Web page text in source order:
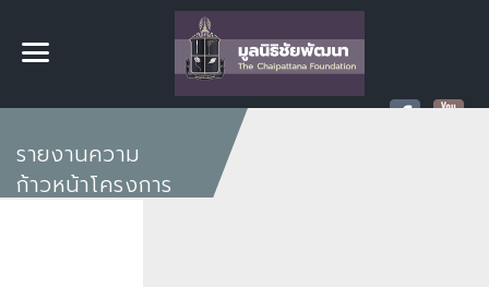
รายงานความ
ก้าวหน้าโครงการ